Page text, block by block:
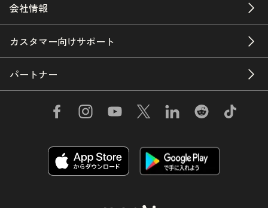
会社情報
カスタマー向けサポート
パートナー